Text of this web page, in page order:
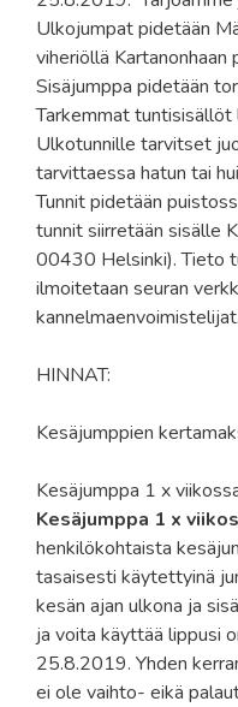
Ulkojumpat pidetään
viheriöllä Kartanonhaan
Sisäjumppa pidetään
Tarkemmat
Ulkotunnille tarvitset
tarvittaessa hatun tai
Tunnit pidetään
tunnit siirretään sisälle
00430 Helsinki). Tieto
ilmoitetaan seuran
HINNAT:
Kesäjumppien
Kesäjumppa 1 x
Kesäjumppa 1 x
henkilökohtaista
tasaisesti käytettyinä
kesän ajan ulkona ja
ja voita käyttää lippusi
25.8.2019. Yhden
ei ole vaihto- eikä